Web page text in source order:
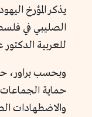
يذكر المؤرخ
الصليبي في
للعربية الدكتور
وبحسب براور،
حماية
والاضطهادات